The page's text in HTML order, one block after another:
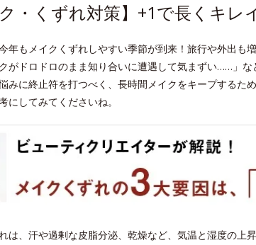
ク・くずれ対策】+1で長くキ
年もメイクくずれしやすい季節が到来！旅行や外出も
クがドロドロのまま知り合いに遭遇して気まずい……」
みに終止符を打つべく、長時間メイクをキープするた
にしてみてくださいね。
は、汗や過剰な皮脂分泌、乾燥など、気温と湿度の上